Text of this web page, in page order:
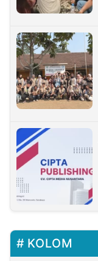
KOLOM